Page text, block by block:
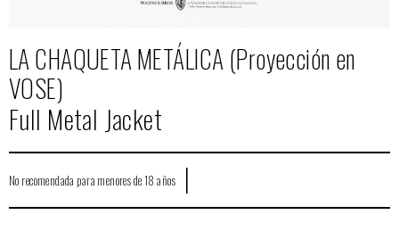
LA CHAQUETA METÁLICA (Proyección en
VOSE)
Full Metal Jacket
No recomendada para menores de 18 años |